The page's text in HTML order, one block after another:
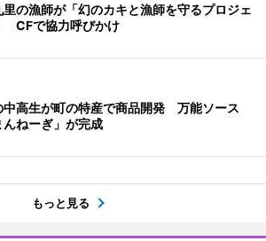
里の漁師が「幻のカキと漁師を守るプロジェ
CFで協力呼びかけ
中高生が町の特産で商品開発 万能ソース
んねーぎ」が完成
もっと見る